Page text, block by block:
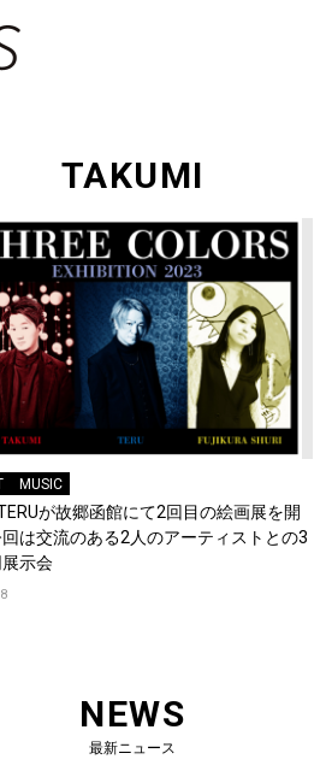
TAKUMI
MUSIC
が故郷函館にて2回目の絵画展を開
は交流のある2人のアーティストとの3
示会
NEWS
最新ニュース